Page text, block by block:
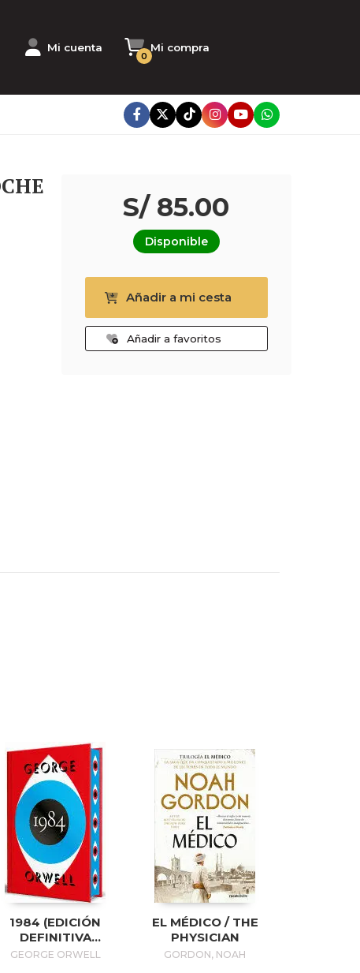
Mi cuenta Mi compra
0
S/ 85.00
Disponible
Añadir a mi cesta
Añadir a favoritos
1984 (EDICIÓN
DEFINITIVA
AVALADA POR THE
GEORGE ORWELL
EL MÉDICO / THE
PHYSICIAN
GORDON, NOAH